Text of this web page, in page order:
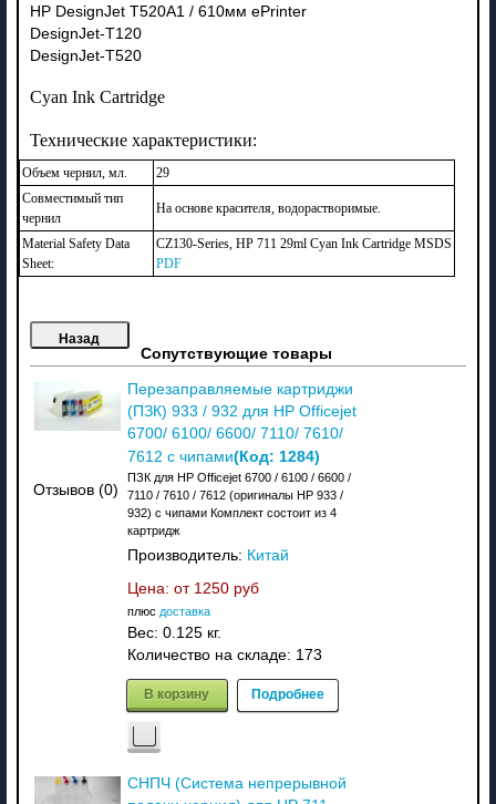
HP DesignJet T520A1 / 610мм ePrinter
DesignJet-T120
DesignJet-T520
Cyan Ink Cartridge
Технические характеристики:
Объем чернил, мл.
29
Совместимый тип
чернил
На основе красителя, водорастворимые.
Material Safety Data
Sheet:
CZ130-Series, HP 711 29ml Cyan Ink Cartridge MSDS
PDF
Сопутствующие товары
Отзывов (0)
Перезаправляемые картриджи
(ПЗК) 933 / 932 для HP Officejet
6700/ 6100/ 6600/ 7110/ 7610/
7612 с чипами(Код: 1284)
ПЗК для HP Officejet 6700 / 6100 / 6600 /
7110 / 7610 / 7612 (оригиналы HP 933 /
932) с чипами Комплект состоит из 4
картридж
Производитель: Китай
Цена: от 1250 руб
плюс доставка
Вес: 0.125 кг.
Количество на складе: 173
В корзину Подробнее
СНПЧ (Система непрерывной